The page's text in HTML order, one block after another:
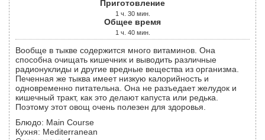
Приготовление
1 ч. 30 мин.
Общее время
1 ч. 40 мин.
Вообще в тыкве содержится много витаминов. Она
способна очищать кишечник и выводить различные
радионуклиды и другие вредные вещества из организма.
Печенная же тыква имеет низкую калорийность и
одновременно питательна. Она не разъедает желудок и
кишечный тракт, как это делают капуста или редька.
Поэтому этот овощ очень полезен для здоровья.
Блюдо: Main Course
Кухня: Mediterranean